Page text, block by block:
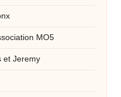
MO5
et Jeremy